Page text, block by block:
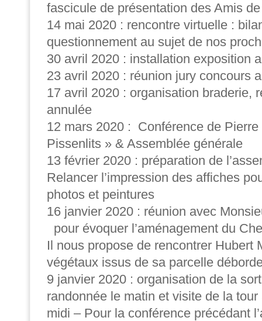
fascicule de présentation des Amis
14 mai 2020 : rencontre virtuelle :
questionnement au sujet de nos
30 avril 2020 : installation exposition
23 avril 2020 : réunion jury concours
17 avril 2020 : organisation braderie,
annulée
12 mars 2020 : Conférence de
Pissenlits » & Assemblée générale
13 février 2020 : préparation de
Relancer l’impression des affiches
photos et peintures
16 janvier 2020 : réunion avec
pour évoquer l’aménagement du
Il nous propose de rencontrer Hubert
végétaux issus de sa parcelle
9 janvier 2020 : organisation de la
randonnée le matin et visite de la tour
midi – Pour la conférence précédant